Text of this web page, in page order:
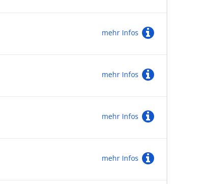
mehr Infos
mehr Infos
mehr Infos
mehr Infos